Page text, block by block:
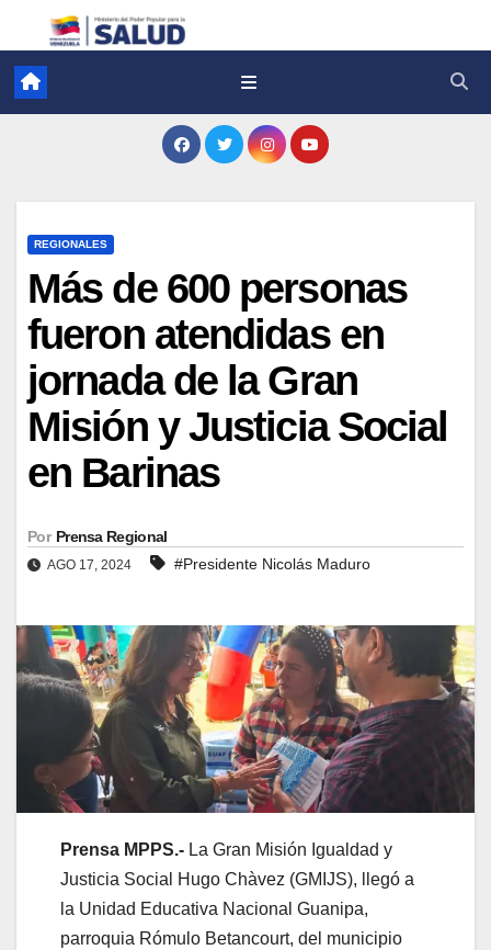
REGIONALES
Más de 600 personas
fueron atendidas en
jornada de la Gran
Misión y Justicia Social
en Barinas
Por Prensa Regional
AGO 17, 2024 #Presidente Nicolás Maduro
Prensa MPPS.- La Gran Misión Igualdad y
Justicia Social Hugo Chàvez (GMIJS), llegó a
la Unidad Educativa Nacional Guanipa,
parroquia Rómulo Betancourt, del municipio